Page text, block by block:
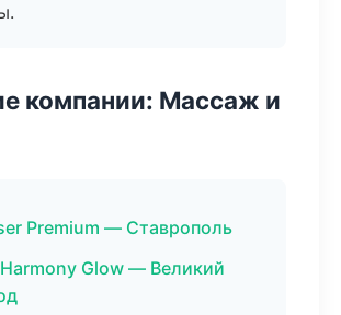
компании: Массаж и
Premium — Ставрополь
Glow — Великий